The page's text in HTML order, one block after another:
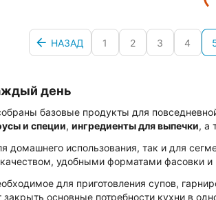
день
базовые продукты для
и специи, ингредиенты для выпечки, а
домашнего использования, так и для
удобными форматами фасовки
для приготовления супов,
закрыть основные потребности кухни в
НАЗАД 1 2 3 4